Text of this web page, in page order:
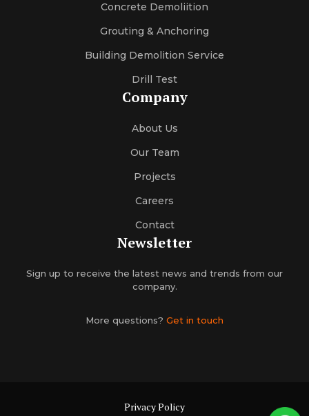
Concrete Demoliition
Grouting & Anchoring
Building Demolition Service
Drill Test
Company
About Us
Our Team
Projects
Careers
Contact
Newsletter
Sign up to receive the latest news and trends from our
company.
More questions? Get in touch
Privacy Policy